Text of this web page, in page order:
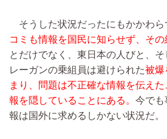
そうした状況だったにもかかわら
コミも情報を国民に知らせず、その
とだけでなく、東日本の人びと、そ
レーガンの乗組員は避けられた被爆
まり、問題は不正確な情報を伝え
報を隠していることにある。 今でも
報は国外に求めるしかない状況だ。